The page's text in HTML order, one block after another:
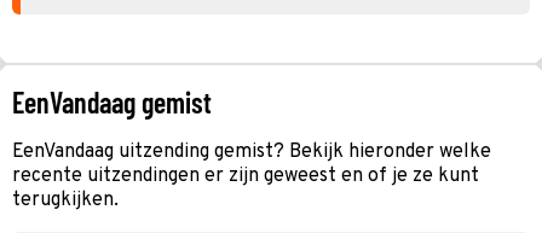
EenVandaag gemist
EenVandaag uitzending gemist? Bekijk hieronder welke
recente uitzendingen er zijn geweest en of je ze kunt
terugkijken.